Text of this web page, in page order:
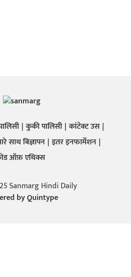
कुकी पालिसी कांटेक्ट उस
साथ बिज्ञापन इतर इनफार्मेशन
ऑफ़ एथिक्स
Sanmarg Hindi Daily
byQuintype